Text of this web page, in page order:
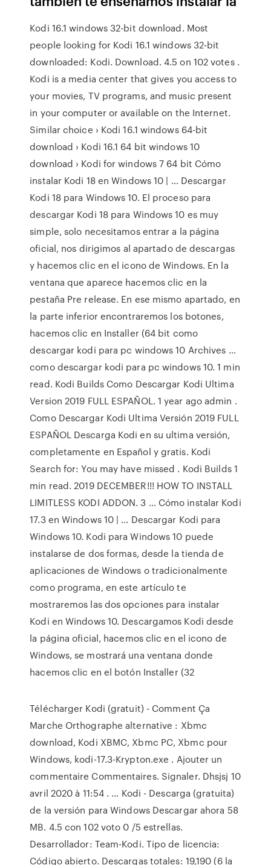
Kodi 16.1 windows 32-bit download. Most
people looking for Kodi 16.1 windows 32-bit
downloaded: Kodi. Download. 4.5 on 102 votes .
Kodi is a media center that gives you access to
your movies, TV programs, and music present
in your computer or available on the Internet.
Similar choice › Kodi 16.1 windows 64-bit
download › Kodi 16.1 64 bit windows 10
download › Kodi for windows 7 64 bit Cómo
instalar Kodi 18 en Windows 10 | … Descargar
Kodi 18 para Windows 10. El proceso para
descargar Kodi 18 para Windows 10 es muy
simple, solo necesitamos entrar a la página
oficial, nos dirigimos al apartado de descargas
y hacemos clic en el icono de Windows. En la
ventana que aparece hacemos clic en la
pestaña Pre release. En ese mismo apartado, en
la parte inferior encontraremos los botones,
hacemos clic en Installer (64 bit como
descargar kodi para pc windows 10 Archives …
como descargar kodi para pc windows 10. 1 min
read. Kodi Builds Como Descargar Kodi Ultima
Version 2019 FULL ESPAÑOL. 1 year ago admin .
Como Descargar Kodi Ultima Versión 2019 FULL
ESPAÑOL Descarga Kodi en su ultima versión,
completamente en Español y gratis. Kodi
Search for: You may have missed . Kodi Builds 1
min read. 2019 DECEMBER!!! HOW TO INSTALL
LIMITLESS KODI ADDON. 3 … Cómo instalar Kodi
17.3 en Windows 10 | … Descargar Kodi para
Windows 10. Kodi para Windows 10 puede
instalarse de dos formas, desde la tienda de
aplicaciones de Windows o tradicionalmente
como programa, en este artículo te
mostraremos las dos opciones para instalar
Kodi en Windows 10. Descargamos Kodi desde
la página oficial, hacemos clic en el icono de
Windows, se mostrará una ventana donde
hacemos clic en el botón Installer (32
Télécharger Kodi (gratuit) - Comment Ça
Marche Orthographe alternative : Xbmc
download, Kodi XBMC, Xbmc PC, Xbmc pour
Windows, kodi-17.3-Krypton.exe . Ajouter un
commentaire Commentaires. Signaler. Dhsjsj 10
avril 2020 à 11:54 . … Kodi - Descarga (gratuita)
de la versión para Windows Descargar ahora 58
MB. 4.5 con 102 voto 0 /5 estrellas.
Desarrollador: Team-Kodi. Tipo de licencia:
Código abierto. Descargas totales: 19,190 (6 la